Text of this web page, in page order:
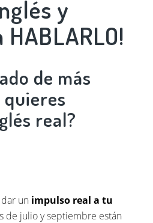
y
de más
real?
un impulso real a tu
de julio y septiembre están